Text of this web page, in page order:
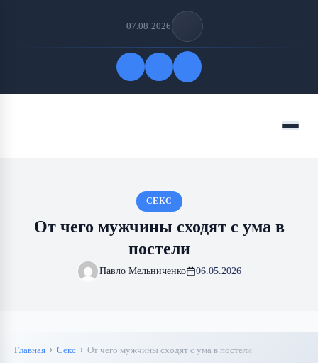
07.08.2026
Меню
СЕКС
От чего мужчины сходят с ума в
постели
Павло Мельниченко 06.05.2026
Главная Секс От чего мужчины сходят с ума в постели